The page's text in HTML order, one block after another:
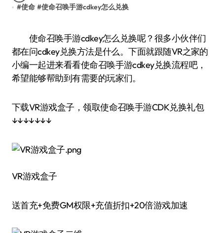
#使命 #使命召唤手游cdkey怎么兑换
使命召唤手游cdkey怎么兑换呢？很多小伙伴们
都在问cdkey兑换方法是什么。下面就跟随VR之家的
小编一起进来看看使命召唤手游cdkey兑换流程吧，
希望能够帮助到有需要的玩家们。
下载VR游戏盒子，领取使命召唤手游CDK兑换礼包
↓↓↓↓↓↓↓
VR游戏盒子
送首充+免费GM权限+充值折扣+20倍游戏加速